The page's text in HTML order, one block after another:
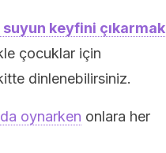
suyun keyfini çıkarmak
çocuklar için
dinlenebilirsiniz.
oynarken onlara her